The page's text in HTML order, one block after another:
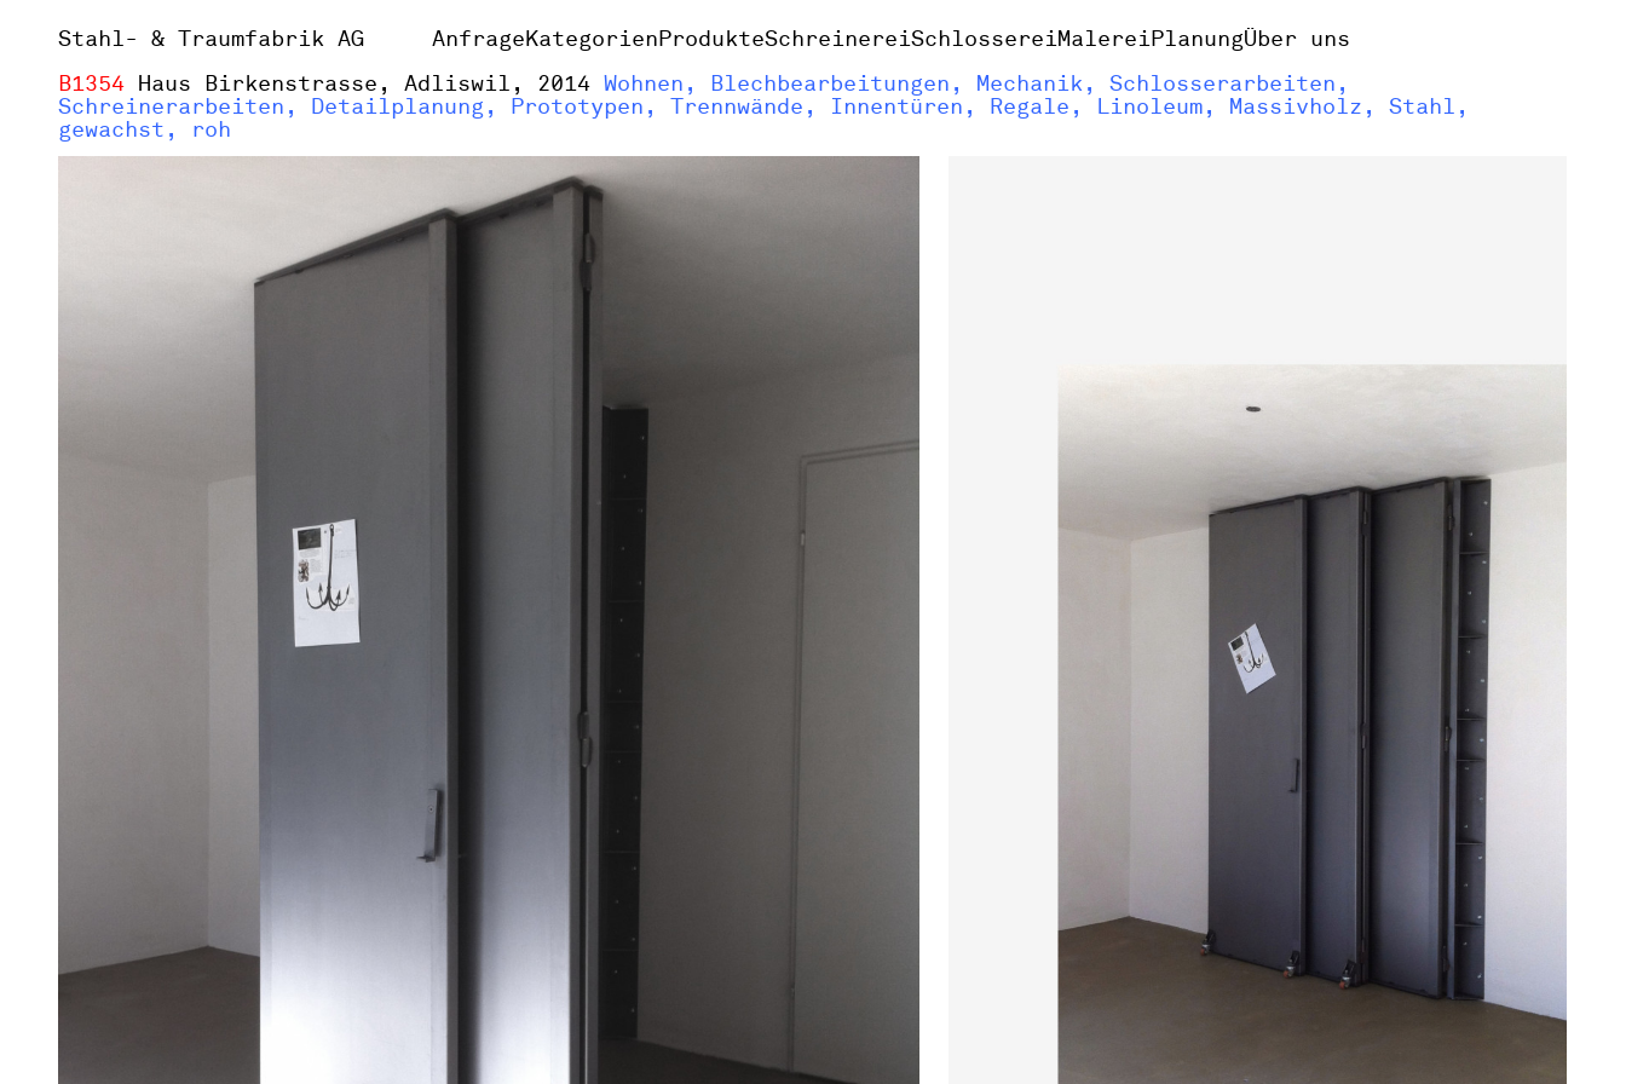
Stahl- & Traumfabrik AG AnfrageKategorienProdukteSchreinereiSchlossereiMalereiPlanungÜber uns
B1354 Haus Birkenstrasse, Adliswil, 2014 Wohnen, Blechbearbeitungen, Mechanik, Schlosserarbeiten,
Schreinerarbeiten, Detailplanung, Prototypen, Trennwände, Innentüren, Regale, Linoleum, Massivholz, Stahl,
gewachst, roh